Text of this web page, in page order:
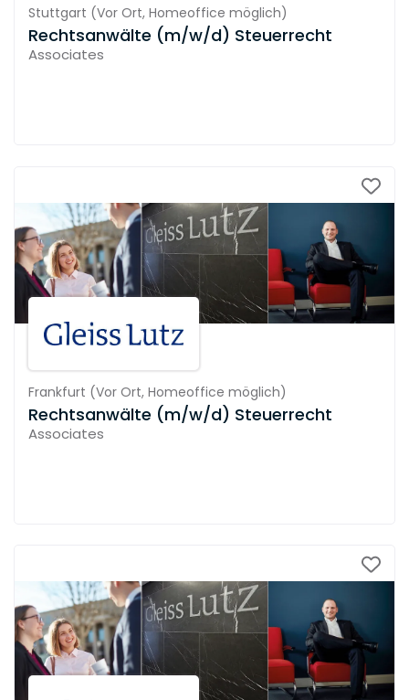
Stuttgart (Vor Ort, Homeoffice möglich)
Rechtsanwälte (m/w/d) Steuerrecht
Associates
Frankfurt (Vor Ort, Homeoffice möglich)
Rechtsanwälte (m/w/d) Steuerrecht
Associates